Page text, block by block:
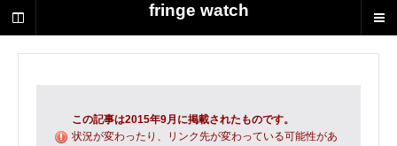
fringe watch
荻
野
この記事は2015年9月に掲載されたものです。
状況が変わったり、リンク先が変わっている可能性があ